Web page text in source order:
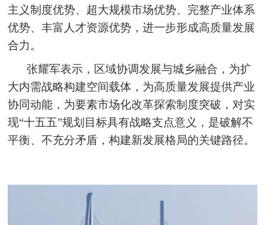
主义制度优势、超大规模市场优势、完整产业体系
优势、丰富人才资源优势，进一步形成高质量发展
合力。
张耀军表示，区域协调发展与城乡融合，为扩
大内需战略构建空间载体，为高质量发展提供产业
协同动能，为要素市场化改革探索制度突破，对实
现“十五五”规划目标具有战略支点意义，是破解不
平衡、不充分矛盾，构建新发展格局的关键路径。